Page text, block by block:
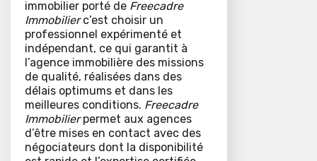
immobilier porté de Freecadre
Immobilierc’est choisir un
professionnel expérimenté et
indépendant, ce qui garantit à
l’agence immobilière des missions
de qualité, réalisées dans des
délais optimums et dans les
meilleures conditions. Freecadre
Immobilierpermet aux agences
d’être mises en contact avec des
négociateurs dont la disponibilité